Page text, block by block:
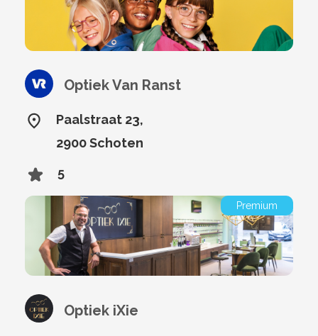
Optiek Van Ranst
Paalstraat 23,
2900 Schoten
5
Premium
Optiek iXie